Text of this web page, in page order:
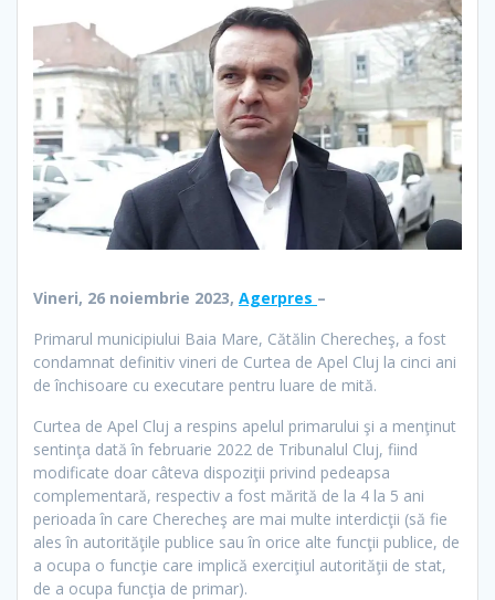
Vineri, 26 noiembrie 2023, Agerpres –
Primarul municipiului Baia Mare, Cătălin Cherecheş, a fost
condamnat definitiv vineri de Curtea de Apel Cluj la cinci ani
de închisoare cu executare pentru luare de mită.
Curtea de Apel Cluj a respins apelul primarului şi a menţinut
sentinţa dată în februarie 2022 de Tribunalul Cluj, fiind
modificate doar câteva dispoziţii privind pedeapsa
complementară, respectiv a fost mărită de la 4 la 5 ani
perioada în care Cherecheş are mai multe interdicţii (să fie
ales în autorităţile publice sau în orice alte funcţii publice, de
a ocupa o funcţie care implică exerciţiul autorităţii de stat,
de a ocupa funcţia de primar).